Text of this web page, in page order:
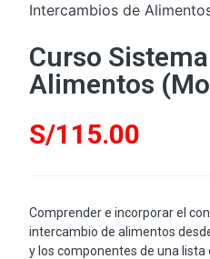
Intercambios de
Curso
Alimentos
S/115.00
Comprender e incorporar el
intercambio de alimentos
y los componentes de una lista